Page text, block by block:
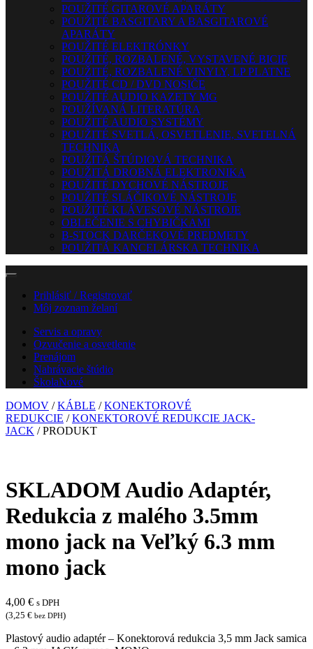
POUŽITÉ GITAROVÉ APARÁTY
POUŽITÉ BASGITARY A BASGITAROVÉ
APARÁTY
POUŽITÉ ELEKTRÓNKY
POUŽITÉ, ROZBALENÉ, VYSTAVENÉ BICIE
POUŽITÉ, ROZBALENÉ VINYLY, LP PLATNE
POUŽITÉ CD / DVD NOSIČE
POUŽITÉ AUDIO KAZETY MG
POUŽÍVANÁ LITERATÚRA
POUŽITÉ AUDIO SYSTÉMY
POUŽITÉ SVETLÁ, OSVETLENIE, SVETELNÁ
TECHNIKA
POUŽITÁ ŠTÚDIOVÁ TECHNIKA
POUŽITÁ DROBNÁ ELEKTRONIKA
POUŽITÉ DYCHOVÉ NÁSTROJE
POUŽITÉ SLÁČIKOVÉ NÁSTROJE
POUŽITÉ KLÁVESOVÉ NÁSTROJE
OBLEČENIE S CHYBIČKAMI
B-STOCK DARČEKOVÉ PREDMETY
POUŽITÁ KANCELÁRSKA TECHNIKA
Prihlásiť / Registrovať
Môj zoznam želaní
Servis a opravy
Ozvučenie a osvetlenie
Prenájom
Nahrávacie štúdio
ŠkolaNové
DOMOV /KÁBLE /KONEKTOROVÉ
REDUKCIE /KONEKTOROVÉ REDUKCIE JACK-
JACK / PRODUKT
SKLADOM Audio Adaptér,
Redukcia z malého 3.5mm
mono jack na Veľký 6.3 mm
mono jack
4,00 € s DPH
(3,25 € bez DPH)
Plastový audio adaptér – Konektorová redukcia 3,5 mm Jack samica